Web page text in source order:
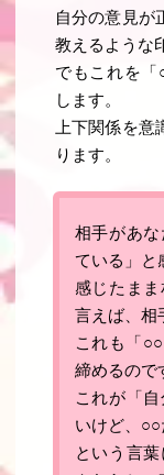
自分の意見が
教えるような
でもこれを「
します。
上下関係を
ります。
相手があ
ている」と
感じたま
言えば、相
これも
「
締めるので
これが「
いけど、○○
という言